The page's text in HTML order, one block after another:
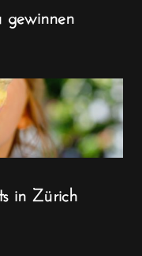
gewinnen
in Zürich